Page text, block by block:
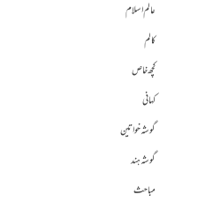
عالم اسلام
کالم
کچھ خاص
کہانی
گوشہ خواتین
گوشہ ہند
مباحث